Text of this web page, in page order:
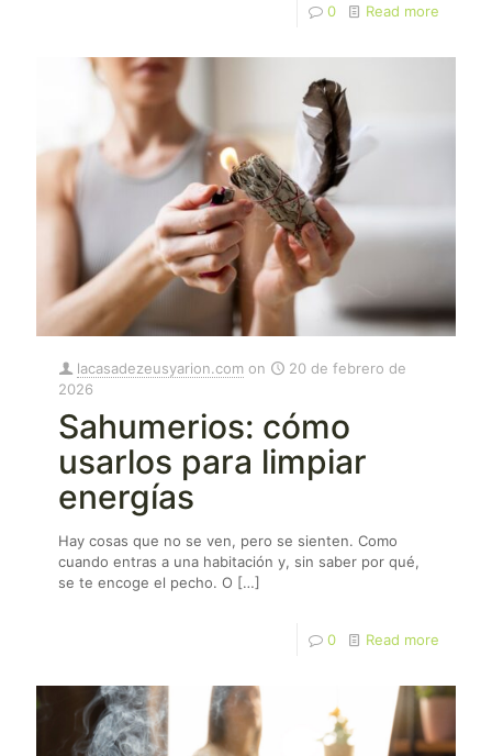
0 Read more
lacasadezeusyarion.com on
20 de febrero de
2026
Sahumerios: cómo
usarlos para limpiar
energías
Hay cosas que no se ven, pero se sienten. Como
cuando entras a una habitación y, sin saber por qué,
se te encoge el pecho. O […]
0 Read more